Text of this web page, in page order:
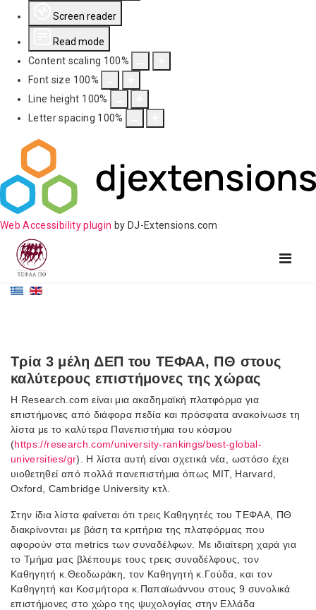
Screen reader
Read mode
Content scaling 100%
Font size 100%
Line height 100%
Letter spacing 100%
Web Accessibility plugin by DJ-Extensions.com
Τρία 3 μέλη ΔΕΠ του ΤΕΦΑΑ, ΠΘ στους
καλύτερους επιστήμονες της χώρας
Η Research.com είναι μια ακαδημαϊκή πλατφόρμα για
επιστήμονες από διάφορα πεδία και πρόσφατα ανακοίνωσε τη
λίστα με το καλύτερα Πανεπιστήμια του κόσμου
(https://research.com/university-rankings/best-global-
universities/gr). Η λίστα αυτή είναι σχετικά νέα, ωστόσο έχει
υιοθετηθεί από πολλά πανεπιστήμια όπως MIT, Harvard,
Oxford, Cambridge University κτλ.
Στην ίδια λίστα φαίνεται ότι τρεις Καθηγητές του ΤΕΦΑΑ, ΠΘ
διακρίνονται με βάση τα κριτήρια της πλατφόρμας που
αφορούν στα metrics των συναδέλφων. Με ιδιαίτερη χαρά για
το Τμήμα μας βλέπουμε τους τρεις συναδέλφους, τον
Καθηγητή κ.Θεοδωράκη, τον Καθηγητή κ.Γούδα, και τον
Καθηγητή και Κοσμήτορα κ.Παπαϊωάννου στους 9 συνολικά
επιστήμονες στο χώρο της ψυχολογίας στην Ελλάδα